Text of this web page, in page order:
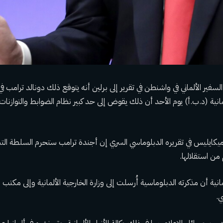
الألماني في واشنطن في تقرير إلى برلين أنه يتوقع ذلك دونالد ترامب
(د.ب.أ) يوم الأحد أن ذلك يقوض إلى حد كبير نظام الضوابط
في تقريره الدبلوماسي السري إن أجندة ترامب ستحرم السلطة
من استقلالها.
أن مذكرته الدبلوماسية أُرسلت إلى وزارة الخارجية الألمانية وإلى